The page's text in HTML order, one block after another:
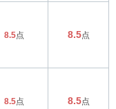
8.5点 8.5点
8.5点 8.5点